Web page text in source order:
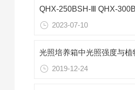
2023-07-10
2019-12-24